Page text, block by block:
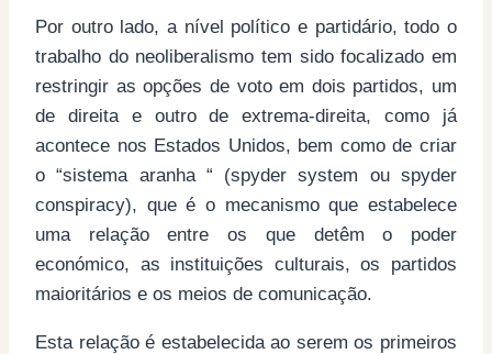
Por outro lado, a nível político e partidário, todo o
trabalho do neoliberalismo tem sido focalizado em
restringir as opções de voto em dois partidos, um
de direita e outro de extrema-direita, como já
acontece nos Estados Unidos, bem como de criar
o “sistema aranha “ (spyder system ou spyder
conspiracy), que é o mecanismo que estabelece
uma relação entre os que detêm o poder
económico, as instituições culturais, os partidos
maioritários e os meios de comunicação.
Esta relação é estabelecida ao serem os primeiros